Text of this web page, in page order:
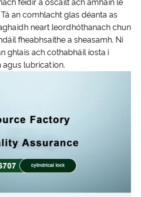
féidir a oscailt ach amháin le
an comhlacht glas déanta as
neart leordhóthanach chun
fheabhsaithe a sheasamh. Ní
ghlais ach cothabháil íosta i
agus lubrication.